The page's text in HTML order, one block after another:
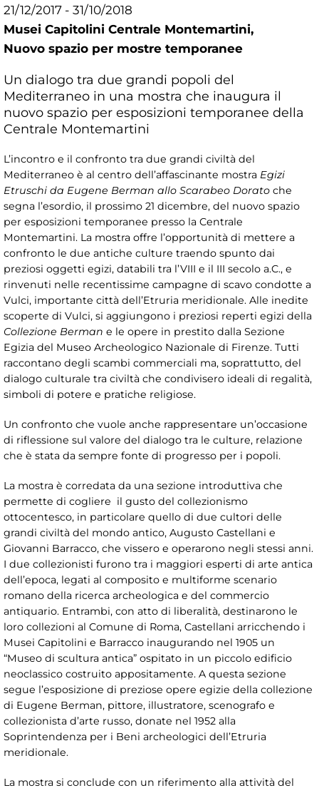
21/12/2017 - 31/10/2018
Musei Capitolini Centrale Montemartini,
Nuovo spazio per mostre temporanee
Un dialogo tra due grandi popoli del
Mediterraneo in una mostra che inaugura il
nuovo spazio per esposizioni temporanee della
Centrale Montemartini
L’incontro e il confronto tra due grandi civiltà del
Mediterraneo è al centro dell’affascinante mostra Egizi
Etruschi da Eugene Berman allo Scarabeo Dorato che
segna l’esordio, il prossimo 21 dicembre, del nuovo spazio
per esposizioni temporanee presso la Centrale
Montemartini. La mostra offre l’opportunità di mettere a
confronto le due antiche culture traendo spunto dai
preziosi oggetti egizi, databili tra l’VIII e il III secolo a.C., e
rinvenuti nelle recentissime campagne di scavo condotte a
Vulci, importante città dell’Etruria meridionale. Alle inedite
scoperte di Vulci, si aggiungono i preziosi reperti egizi della
Collezione Berman e le opere in prestito dalla Sezione
Egizia del Museo Archeologico Nazionale di Firenze. Tutti
raccontano degli scambi commerciali ma, soprattutto, del
dialogo culturale tra civiltà che condivisero ideali di regalità,
simboli di potere e pratiche religiose.
Un confronto che vuole anche rappresentare un’occasione
di riflessione sul valore del dialogo tra le culture, relazione
che è stata da sempre fonte di progresso per i popoli.
La mostra è corredata da una sezione introduttiva che
permette di cogliere il gusto del collezionismo
ottocentesco, in particolare quello di due cultori delle
grandi civiltà del mondo antico, Augusto Castellani e
Giovanni Barracco, che vissero e operarono negli stessi anni.
I due collezionisti furono tra i maggiori esperti di arte antica
dell’epoca, legati al composito e multiforme scenario
romano della ricerca archeologica e del commercio
antiquario. Entrambi, con atto di liberalità, destinarono le
loro collezioni al Comune di Roma, Castellani arricchendo i
Musei Capitolini e Barracco inaugurando nel 1905 un
“Museo di scultura antica” ospitato in un piccolo edificio
neoclassico costruito appositamente. A questa sezione
segue l’esposizione di preziose opere egizie della collezione
di Eugene Berman, pittore, illustratore, scenografo e
collezionista d’arte russo, donate nel 1952 alla
Soprintendenza per i Beni archeologici dell’Etruria
meridionale.
La mostra si conclude con un riferimento alla attività del